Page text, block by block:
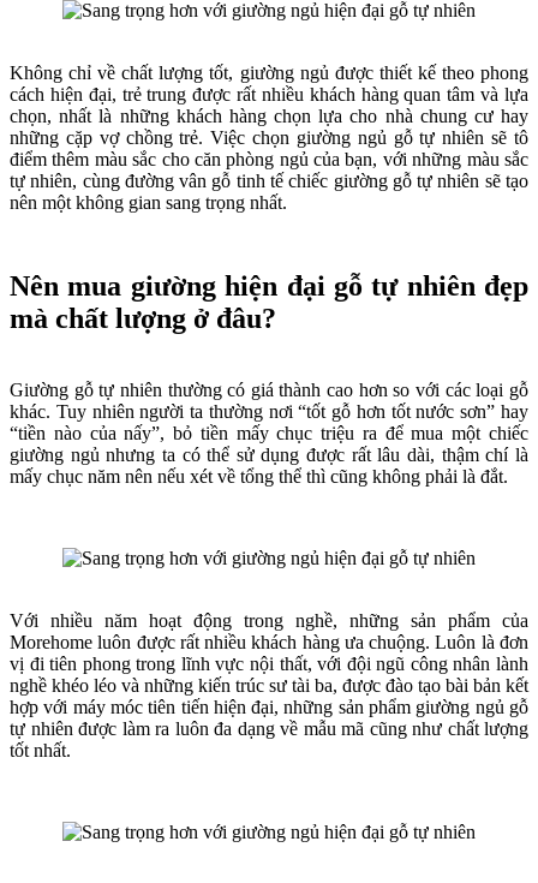
Không chỉ về chất lượng tốt, giường ngủ được thiết kế theo phong
cách hiện đại, trẻ trung được rất nhiều khách hàng quan tâm và lựa
chọn, nhất là những khách hàng chọn lựa cho nhà chung cư hay
những cặp vợ chồng trẻ. Việc chọn giường ngủ gỗ tự nhiên sẽ tô
điểm thêm màu sắc cho căn phòng ngủ của bạn, với những màu sắc
tự nhiên, cùng đường vân gỗ tinh tế chiếc giường gỗ tự nhiên sẽ tạo
nên một không gian sang trọng nhất.
Nên mua giường hiện đại gỗ tự nhiên đẹp
mà chất lượng ở đâu?
Giường gỗ tự nhiên thường có giá thành cao hơn so với các loại gỗ
khác. Tuy nhiên người ta thường nơi “tốt gỗ hơn tốt nước sơn” hay
“tiền nào của nấy”, bỏ tiền mấy chục triệu ra để mua một chiếc
giường ngủ nhưng ta có thể sử dụng được rất lâu dài, thậm chí là
mấy chục năm nên nếu xét về tổng thể thì cũng không phải là đắt.
Với nhiều năm hoạt động trong nghề, những sản phẩm của
Morehome luôn được rất nhiều khách hàng ưa chuộng. Luôn là đơn
vị đi tiên phong trong lĩnh vực nội thất, với đội ngũ công nhân lành
nghề khéo léo và những kiến trúc sư tài ba, được đào tạo bài bản kết
hợp với máy móc tiên tiến hiện đại, những sản phẩm giường ngủ gỗ
tự nhiên được làm ra luôn đa dạng về mẫu mã cũng như chất lượng
tốt nhất.